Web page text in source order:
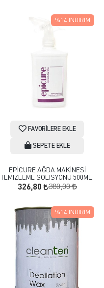
FAVORILERE EKLE
SEPETE EKLE
EPİCURE AĞDA MAKİNESİ
TEMİZLEME SOLİSYONU 500ML.
326,80 380,00
%14 İNDIRIM
%14 İNDIRIM